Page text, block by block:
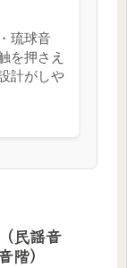
琉球音
を押さえ
計がしや
民謡音
）